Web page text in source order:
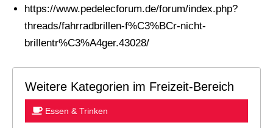
https://www.pedelecforum.de/forum/index.php?
threads/fahrradbrillen-f%C3%BCr-nicht-
brillentr%C3%A4ger.43028/
Weitere Kategorien im Freizeit-Bereich
Essen & Trinken